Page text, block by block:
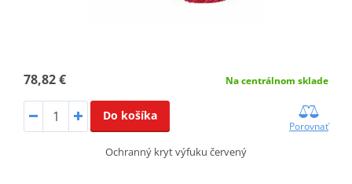
78,82 € Na centrálnom sklade
Do košíka
Porovnať
Ochranný kryt výfuku červený